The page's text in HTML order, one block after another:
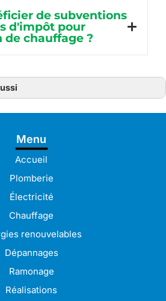
de subventions
d'impôt pour
chauffage ?
sur-Mer
Menu
Accueil
Plomberie
Électricité
Chauffage
renouvelables
Dépannages
Ramonage
Réalisations